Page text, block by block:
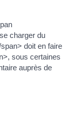
charger du
doit en faire
sous certaines
auprès de